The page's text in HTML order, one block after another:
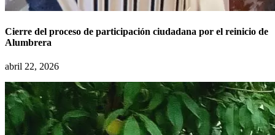
Cierre del proceso de participación ciudadana por el reinicio de
Alumbrera
abril 22, 2026